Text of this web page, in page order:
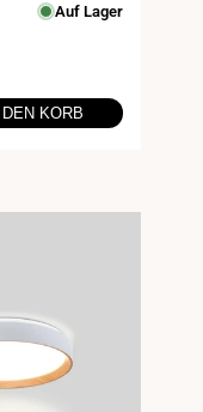
Auf Lager
DEN KORB